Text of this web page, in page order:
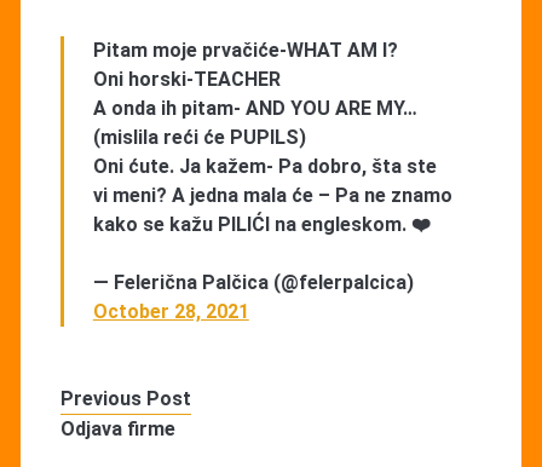
Pitam moje prvačiće-WHAT AM I?
Oni horski-TEACHER
A onda ih pitam- AND YOU ARE MY…
(mislila reći će PUPILS)
Oni ćute. Ja kažem- Pa dobro, šta ste
vi meni? A jedna mala će – Pa ne znamo
kako se kažu PILIĆI na engleskom. ❤️
— Felerična Palčica (@felerpalcica)
October 28, 2021
Previous Post
Odjava firme